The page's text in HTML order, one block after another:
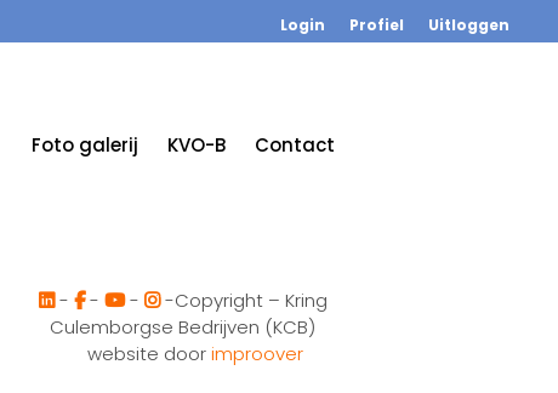
Login Profiel Uitloggen
Foto galerij KVO-B Contact
- - -
-Copyright – Kring
Culemborgse Bedrijven (KCB)
website doorimproover